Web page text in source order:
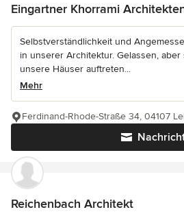
Eingartner Khorrami
Selbstverständlichkeit und
in unserer Architektur. Gelassen,
unsere Häuser auftreten...
Mehr
Ferdinand-Rhode-Straße 34, 04107
Reichenbach Architekt